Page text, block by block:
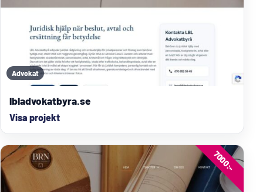
Advokat
lbladvokatbyra.se
Visa projekt
7000:-